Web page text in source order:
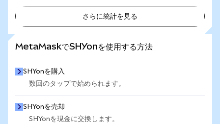
さらに統計を見る
MetaMaskでSHYonを使用する方法
SHYonを購入
数回のタップで始められます。
SHYonを売却
SHYonを現金に交換します。